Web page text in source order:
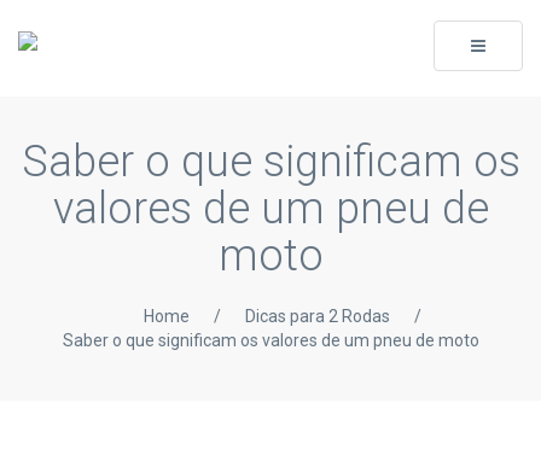
Toggle
Saber o que significam os
valores de um pneu de
moto
Home / Dicas para 2 Rodas
/
Saber o que significam os valores de um pneu de moto